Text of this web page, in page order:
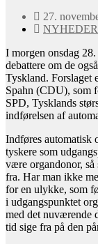
27.
NYHEDER
I morgen onsdag
debattere om de
Tyskland. Forslaget
Spahn (CDU), som
SPD, Tysklands
indførelsen af
Indføres automatisk
tyskere som
være organdonor, så
fra. Har man ikke
for en ulykke, som
i udgangspunktet
med det nuværende
tid sige fra på den